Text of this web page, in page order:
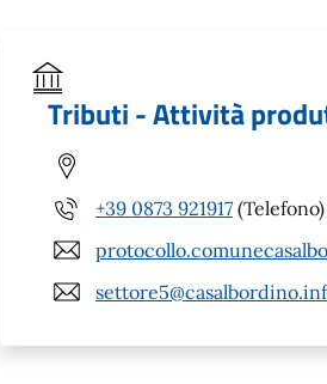
Tributi - Attività
+39 0873 921917 (Telefono)